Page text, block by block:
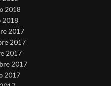
2018
2018
2017
2017
2017
2017
2017